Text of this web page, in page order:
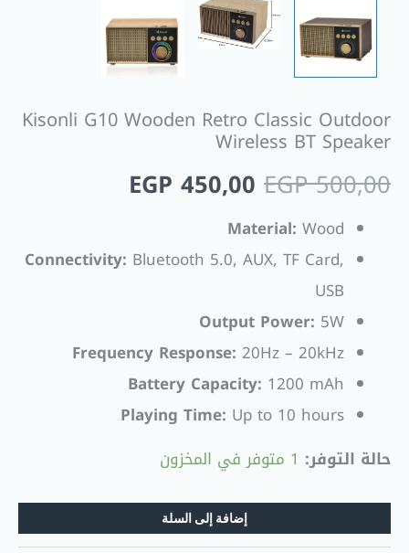
Kisonli G10 Wooden Retro Classic Outdoor
Wireless BT Speaker
EGP500,00
EGP 450,00
Material: Wood
Connectivity: Bluetooth 5.0, AUX, TF Card,
USB
Output Power: 5W
Frequency Response: 20Hz – 20kHz
Battery Capacity: 1200 mAh
Playing Time: Up to 10 hours
حالة التوفر: 1 متوفر في المخزون
إضافة إلى السلة